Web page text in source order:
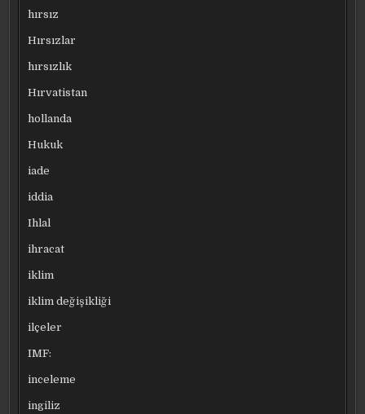
hırsız
Hırsızlar
hırsızlık
Hırvatistan
hollanda
Hukuk
iade
iddia
Ihlal
ihracat
iklim
iklim değişikliği
ilçeler
IMF:
inceleme
ingiliz